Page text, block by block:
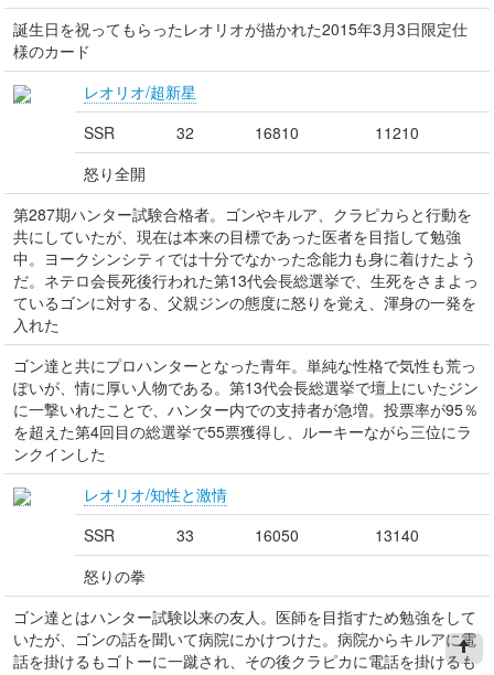
誕生日を祝ってもらったレオリオが描かれた2015年3月3日限定仕
様のカード
レオリオ/超新星
SSR
32 16810
11210
怒り全開
第287期ハンター試験合格者。ゴンやキルア、クラピカらと行動を
共にしていたが、現在は本来の目標であった医者を目指して勉強
中。ヨークシンシティでは十分でなかった念能力も身に着けたよう
だ。ネテロ会長死後行われた第13代会長総選挙で、生死をさまよっ
ているゴンに対する、父親ジンの態度に怒りを覚え、渾身の一発を
入れた
ゴン達と共にプロハンターとなった青年。単純な性格で気性も荒っ
ぽいが、情に厚い人物である。第13代会長総選挙で壇上にいたジン
に一撃いれたことで、ハンター内での支持者が急増。投票率が95％
を超えた第4回目の総選挙で55票獲得し、ルーキーながら三位にラ
ンクインした
レオリオ/知性と激情
SSR
33 16050
13140
怒りの拳
ゴン達とはハンター試験以来の友人。医師を目指すため勉強をして
いたが、ゴンの話を聞いて病院にかけつけた。病院からキルアに電
話を掛けるもゴトーに一蹴され、その後クラピカに電話を掛けるも